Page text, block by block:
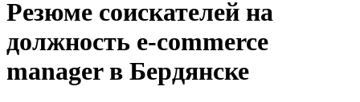
Резюме соискателей на
должность e-commerce
manager в Бердянске